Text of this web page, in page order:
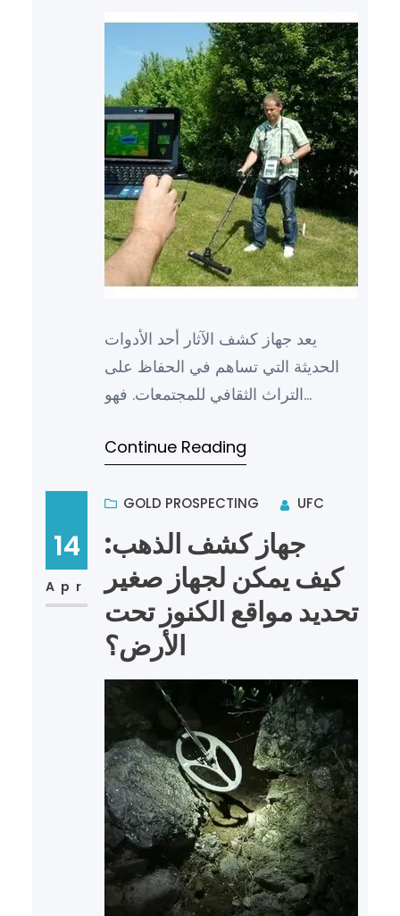
يعد جهاز كشف الآثار أحد الأدوات
الحديثة التي تساهم في الحفاظ على
التراث الثقافي للمجتمعات. فهو
Continue Reading
14
Apr
GOLD PROSPECTING UFC
جهاز كشف الذهب:
كيف يمكن لجهاز صغير
تحديد مواقع الكنوز تحت
الأرض؟